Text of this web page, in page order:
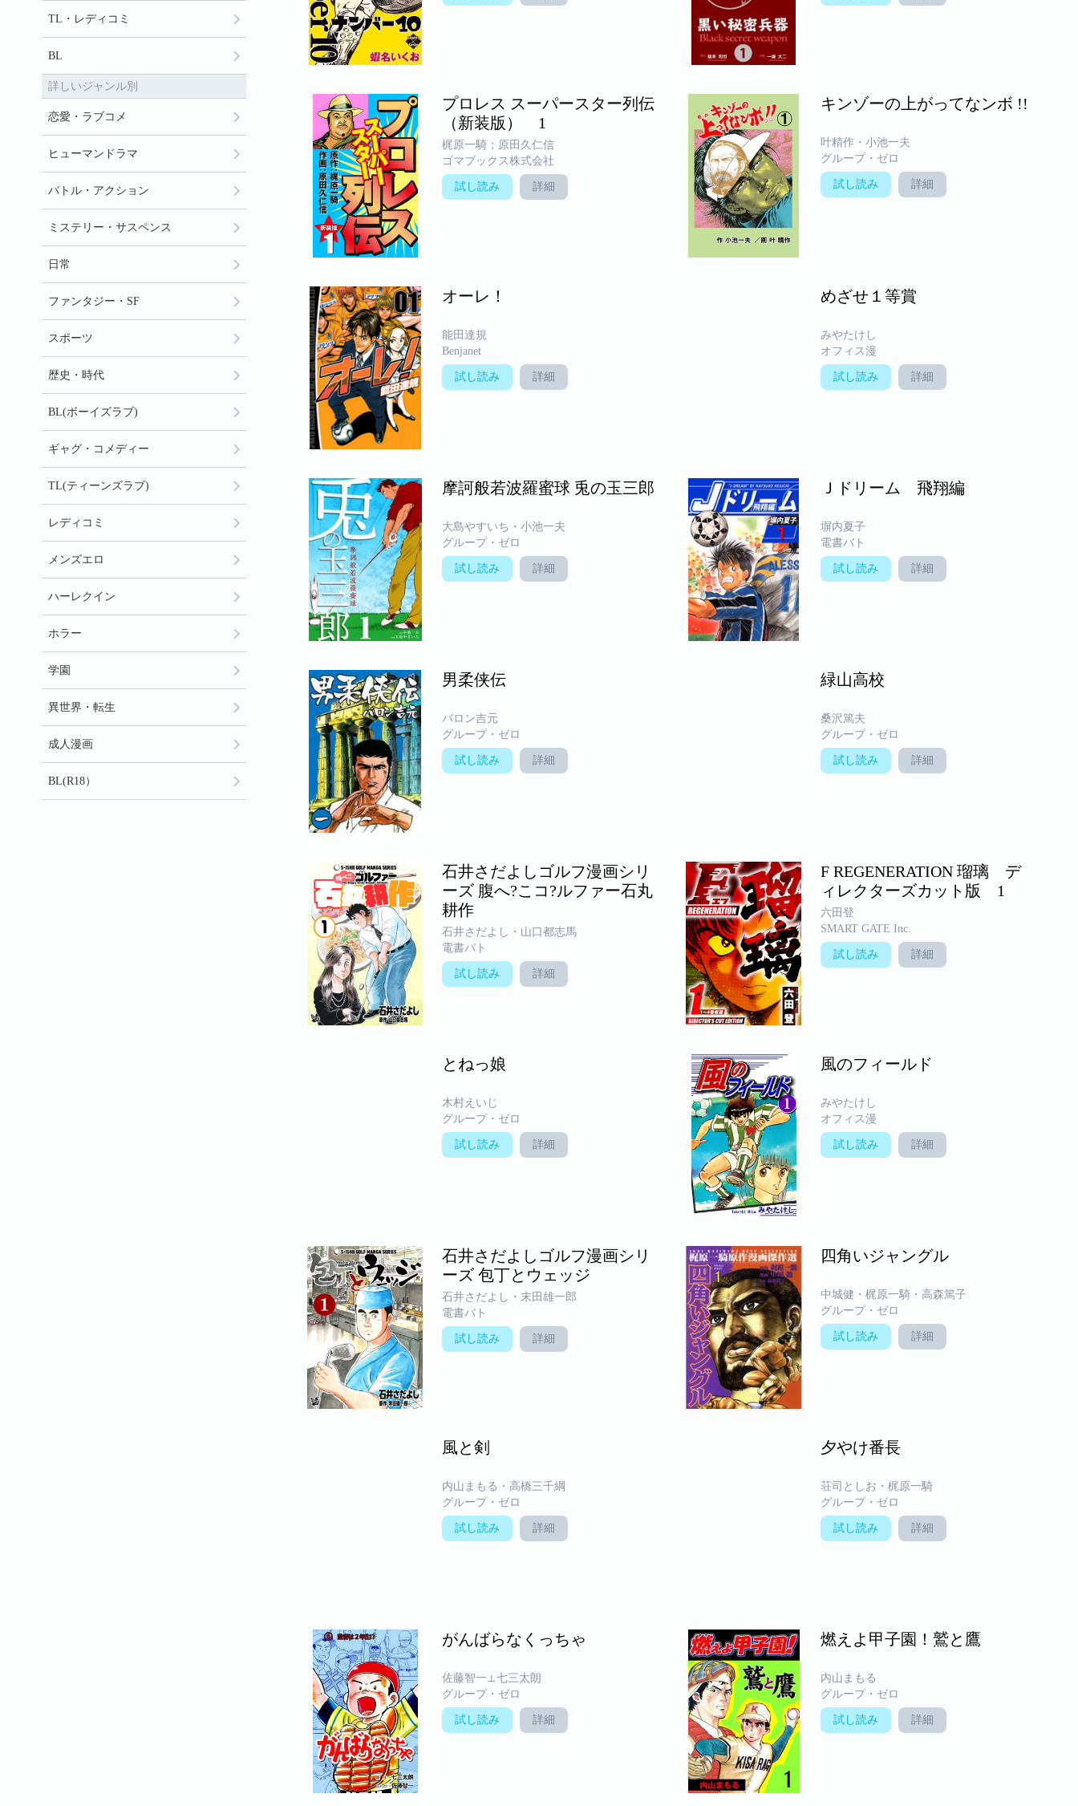
プロレス スーパースター列伝
（新装版） 1
梶原一騎；原田久仁信
ゴマブックス株式会社
試し読み 詳細
キンゾーの上がってなンボ !!
叶精作・小池一夫
グループ・ゼロ
試し読み 詳細
オーレ！
能田達規
Benjanet
試し読み 詳細
めざせ１等賞
みやたけし
オフィス漫
試し読み 詳細
摩訶般若波羅蜜球 兎の玉三郎
大島やすいち・小池一夫
グループ・ゼロ
試し読み 詳細
Ｊドリーム 飛翔編
塀内夏子
電書バト
試し読み 詳細
男柔侠伝
バロン吉元
グループ・ゼロ
試し読み 詳細
緑山高校
桑沢篤夫
グループ・ゼロ
試し読み 詳細
石井さだよしゴルフ漫画シリ
ーズ 腹へ?こコ?ルファー石丸
耕作
石井さだよし・山口都志馬
電書バト
試し読み 詳細
F REGENERATION 瑠璃 デ
ィレクターズカット版 1
六田登
SMART GATE Inc.
試し読み 詳細
とねっ娘
木村えいじ
グループ・ゼロ
試し読み 詳細
風のフィールド
みやたけし
オフィス漫
試し読み 詳細
石井さだよしゴルフ漫画シリ
ーズ 包丁とウェッジ
石井さだよし・末田雄一郎
電書バト
試し読み 詳細
四角いジャングル
中城健・梶原一騎・高森篤子
グループ・ゼロ
試し読み 詳細
風と剣
内山まもる・高橋三千綱
グループ・ゼロ
試し読み 詳細
夕やけ番長
荘司としお・梶原一騎
グループ・ゼロ
試し読み 詳細
がんばらなくっちゃ
佐藤智一⊥七三太朗
グループ・ゼロ
試し読み 詳細
燃えよ甲子園！鷲と鷹
内山まもる
グループ・ゼロ
試し読み 詳細
TL・レディコミ
BL
詳しいジャンル別
恋愛・ラブコメ
ヒューマンドラマ
バトル・アクション
ミステリー・サスペンス
日常
ファンタジー・SF
スポーツ
歴史・時代
BL(ボーイズラブ)
ギャグ・コメディー
TL(ティーンズラブ)
レディコミ
メンズエロ
ハーレクイン
ホラー
学園
異世界・転生
成人漫画
BL(R18）